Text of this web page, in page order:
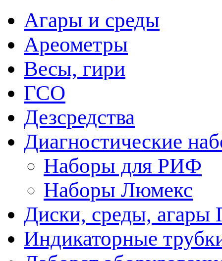
Агары и среды
Ареометры
Весы, гири
ГСО
Дезсредства
Диагностические
Наборы для РИФ
Наборы Люмекс
Диски, среды, агары
Индикаторные